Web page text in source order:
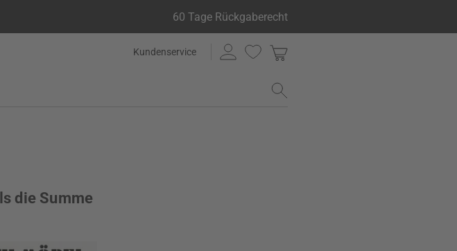
60 Tage Rückgaberecht
Kundenservice
die Summe